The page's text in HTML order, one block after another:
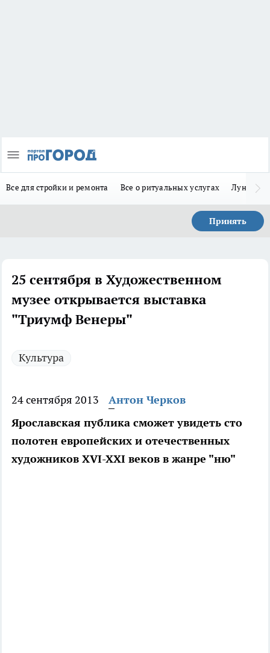
Все для стройки и ремонта Все о ритуальных услугах Лунно-
Принять
25 сентября в Художественном
музее открывается выставка
"Триумф Венеры"
Культура
24 сентября 2013
Антон Черков
Ярославская публика сможет увидеть сто
полотен европейских и отечественных
художников XVI-XXI веков в жанре "ню"